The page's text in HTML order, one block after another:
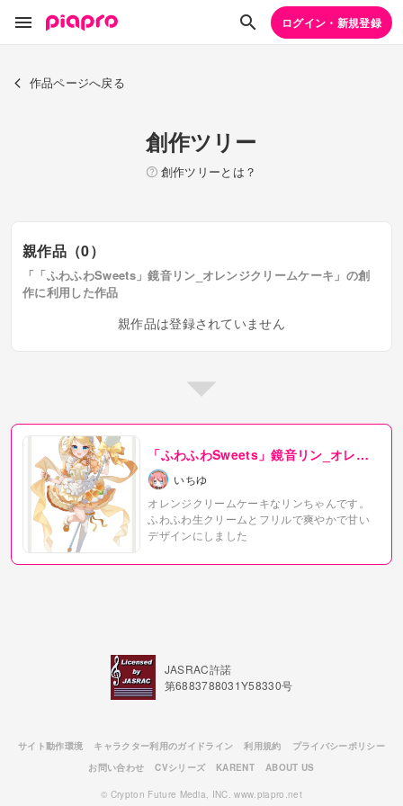
ログイン・新規登録
作品ページへ戻る
創作ツリー
創作ツリーとは？
親作品（0）
「「ふわふわSweets」鏡音リン_オレンジクリームケーキ」の創
作に利用した作品
親作品は登録されていません
「ふわふわSweets」鏡音リン_オレン
ジクリームケーキ
いちゆ
オレンジクリームケーキなリンちゃんです。
ふわふわ生クリームとフリルで爽やかで甘い
デザインにしました
JASRAC許諾
第6883788031Y58330号
サイト動作環境 キャラクター利用のガイドライン 利用規約
プライバシーポリシー
お問い合わせ
CVシリーズ KARENT ABOUT US
© Crypton Future Media, INC. www.piapro.net